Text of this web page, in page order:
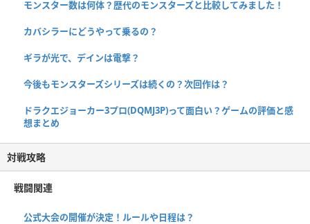
モンスター数は何体？歴代のモンスターズと比較してみました！
カバシラーにどうやって乗るの？
ギラが光で、デインは電撃？
今後もモンスターズシリーズは続くの？次回作は？
ドラクエジョーカー3プロ(DQMJ3P)って面白い？ゲームの評価と感
想まとめ
対戦攻略
戦闘関連
公式大会の開催が決定！ルールや日程は？